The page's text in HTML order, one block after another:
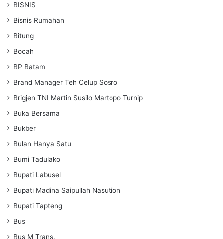
BISNIS
Bisnis Rumahan
Bitung
Bocah
BP Batam
Brand Manager Teh Celup Sosro
Brigjen TNI Martin Susilo Martopo Turnip
Buka Bersama
Bukber
Bulan Hanya Satu
Bumi Tadulako
Bupati Labusel
Bupati Madina Saipullah Nasution
Bupati Tapteng
Bus
Bus M Trans.